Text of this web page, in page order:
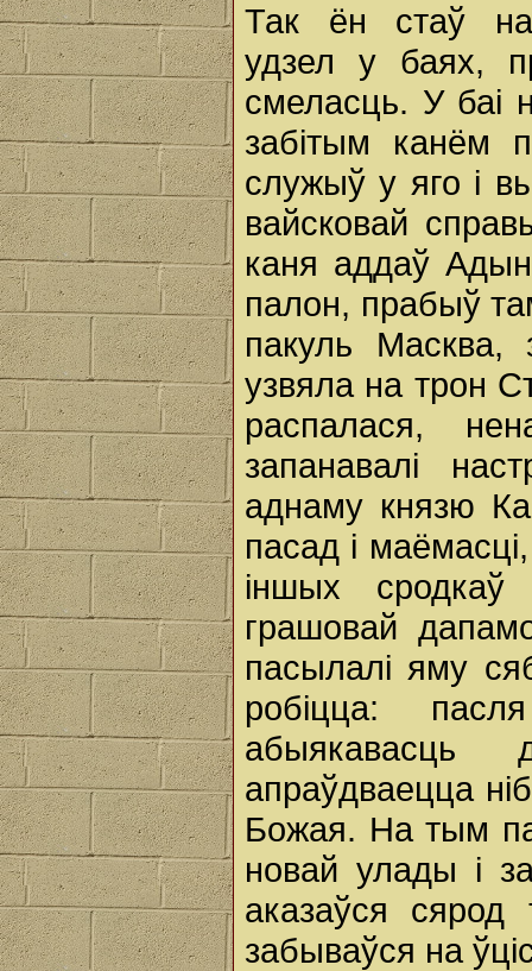
Так ён стаў
удзел у баях,
смеласць. У баі
забітым канём
служыў у яго i
вайсковай
каня аддаў
палон, прабыў
пакуль Масква,
узвяла на трон
распалася,
запанавалі
аднаму князю
пасад i
іншых сродкаў
грашовай
пасылалі яму
робіцца:
апраўдваецца
Божая. На тым
новай улады i
аказаўся сярод
забываўся на